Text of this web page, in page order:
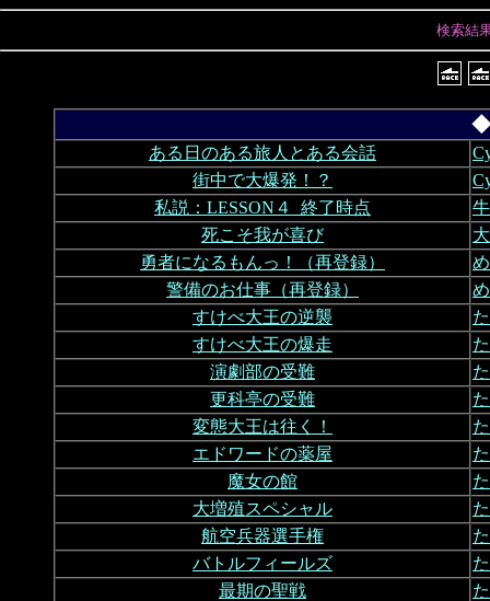
検索結
◆
ある日のある旅人とある会話
街中で大爆発！？
私説：LESSON４_終了時点
死こそ我が喜び
勇者になるもんっ！（再登録）
警備のお仕事（再登録）
すけべ大王の逆襲
すけべ大王の爆走
演劇部の受難
更科亭の受難
変態大王は往く！
エドワードの薬屋
魔女の館
大増殖スペシャル
航空兵器選手権
バトルフィールズ
最期の聖戦